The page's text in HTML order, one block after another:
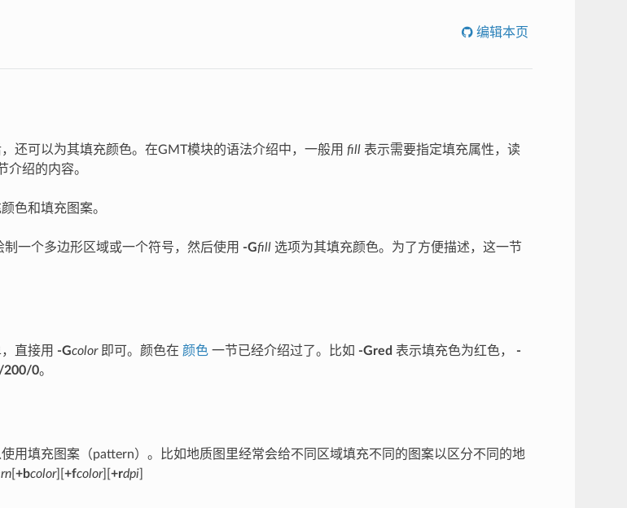
编辑本页
还可以为其填充颜色。在GMT模块的语法介绍中，一般用 fill表示需要指定填充属性，读
绍的内容。
色和填充图案。
一个多边形区域或一个符号，然后使用 -Gfill选项为其填充颜色。为了方便描述，这一节
直接用 -Gcolor即可。颜色在 颜色一节已经介绍过了。比如 -Gred 表示填充色为红色， -
200/0。
用填充图案（pattern）。比如地质图里经常会给不同区域填充不同的图案以区分不同的地
[ +bcolor][ +fcolor][ +rdpi]